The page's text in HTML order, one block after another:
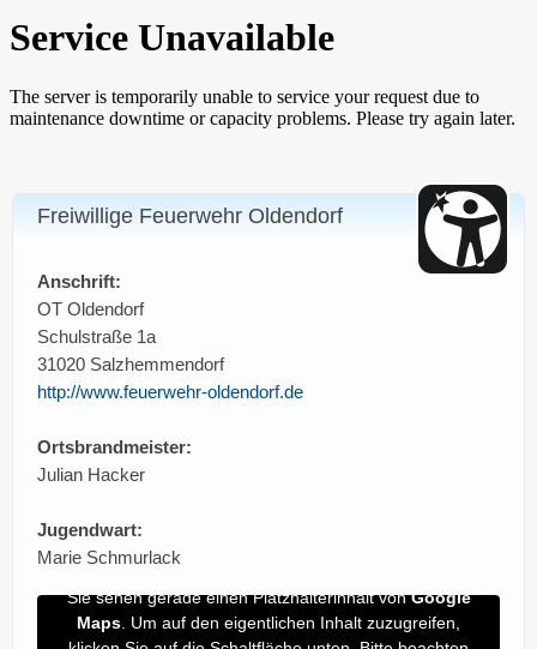
Freiwillige Feuerwehr Oldendorf
Anschrift:
OT Oldendorf
Schulstraße 1a
31020 Salzhemmendorf
http://www.feuerwehr-oldendorf.de
Ortsbrandmeister:
Julian Hacker
Jugendwart:
Marie Schmurlack
Sie sehen gerade einen Platzhalterinhalt vonGoogle
Maps . Um auf den eigentlichen Inhalt zuzugreifen,